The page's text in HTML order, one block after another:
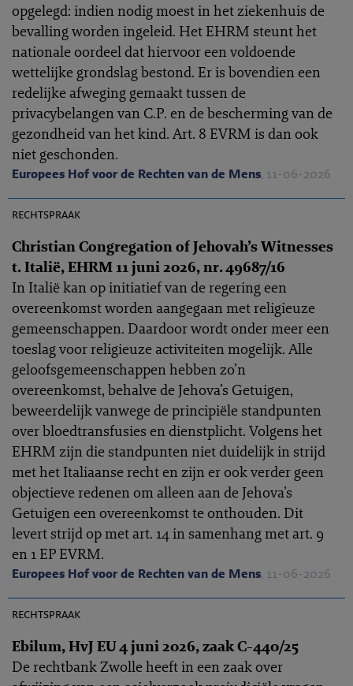
opgelegd: indien nodig moest in het ziekenhuis de
bevalling worden ingeleid. Het EHRM steunt het
nationale oordeel dat hiervoor een voldoende
wettelijke grondslag bestond. Er is bovendien een
redelijke afweging gemaakt tussen de
privacybelangen van C.P. en de bescherming van de
gezondheid van het kind. Art. 8 EVRM is dan ook
niet geschonden.
Europees Hof voor de Rechten van de Mens, 11-06-2026
rechtspraak
Christian Congregation of Jehovah’s Witnesses
t. Italië, EHRM 11 juni 2026, nr. 49687/16
In Italië kan op initiatief van de regering een
overeenkomst worden aangegaan met religieuze
gemeenschappen. Daardoor wordt onder meer een
toeslag voor religieuze activiteiten mogelijk. Alle
geloofsgemeenschappen hebben zo’n
overeenkomst, behalve de Jehova’s Getuigen,
beweerdelijk vanwege de principiële standpunten
over bloedtransfusies en dienstplicht. Volgens het
EHRM zijn die standpunten niet duidelijk in strijd
met het Italiaanse recht en zijn er ook verder geen
objectieve redenen om alleen aan de Jehova’s
Getuigen een overeenkomst te onthouden. Dit
levert strijd op met art. 14 in samenhang met art. 9
en 1 EP EVRM.
Europees Hof voor de Rechten van de Mens, 11-06-2026
rechtspraak
Ebilum, HvJ EU 4 juni 2026, zaak C-440/25
De rechtbank Zwolle heeft in een zaak over